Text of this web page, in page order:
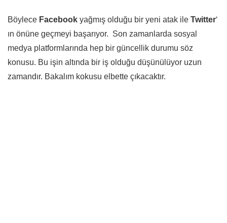
Böylece Facebook yağmış olduğu bir yeni atak ile Twitter‘
ın önüne geçmeyi başarıyor. Son zamanlarda sosyal
medya platformlarında hep bir güncellik durumu söz
konusu. Bu işin altında bir iş olduğu düşünülüyor uzun
zamandır. Bakalım kokusu elbette çıkacaktır.